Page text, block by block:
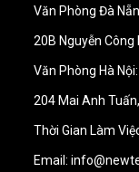
Văn Phòng Đà
20B Nguyễn Công
Văn Phòng Hà Nội:
204 Mai Anh
Thời Gian Làm
Email: